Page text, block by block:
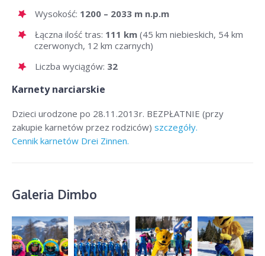
Wysokość: 1200 – 2033 m n.p.m
Łączna ilość tras: 111 km (45 km niebieskich, 54 km
czerwonych, 12 km czarnych)
Liczba wyciągów: 32
Karnety narciarskie
Dzieci urodzone po 28.11.2013r. BEZPŁATNIE (przy
zakupie karnetów przez rodziców) szczegóły.
Cennik karnetów Drei Zinnen.
Galeria Dimbo